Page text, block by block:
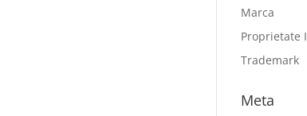
Marca
Proprietate
Trademark
Meta